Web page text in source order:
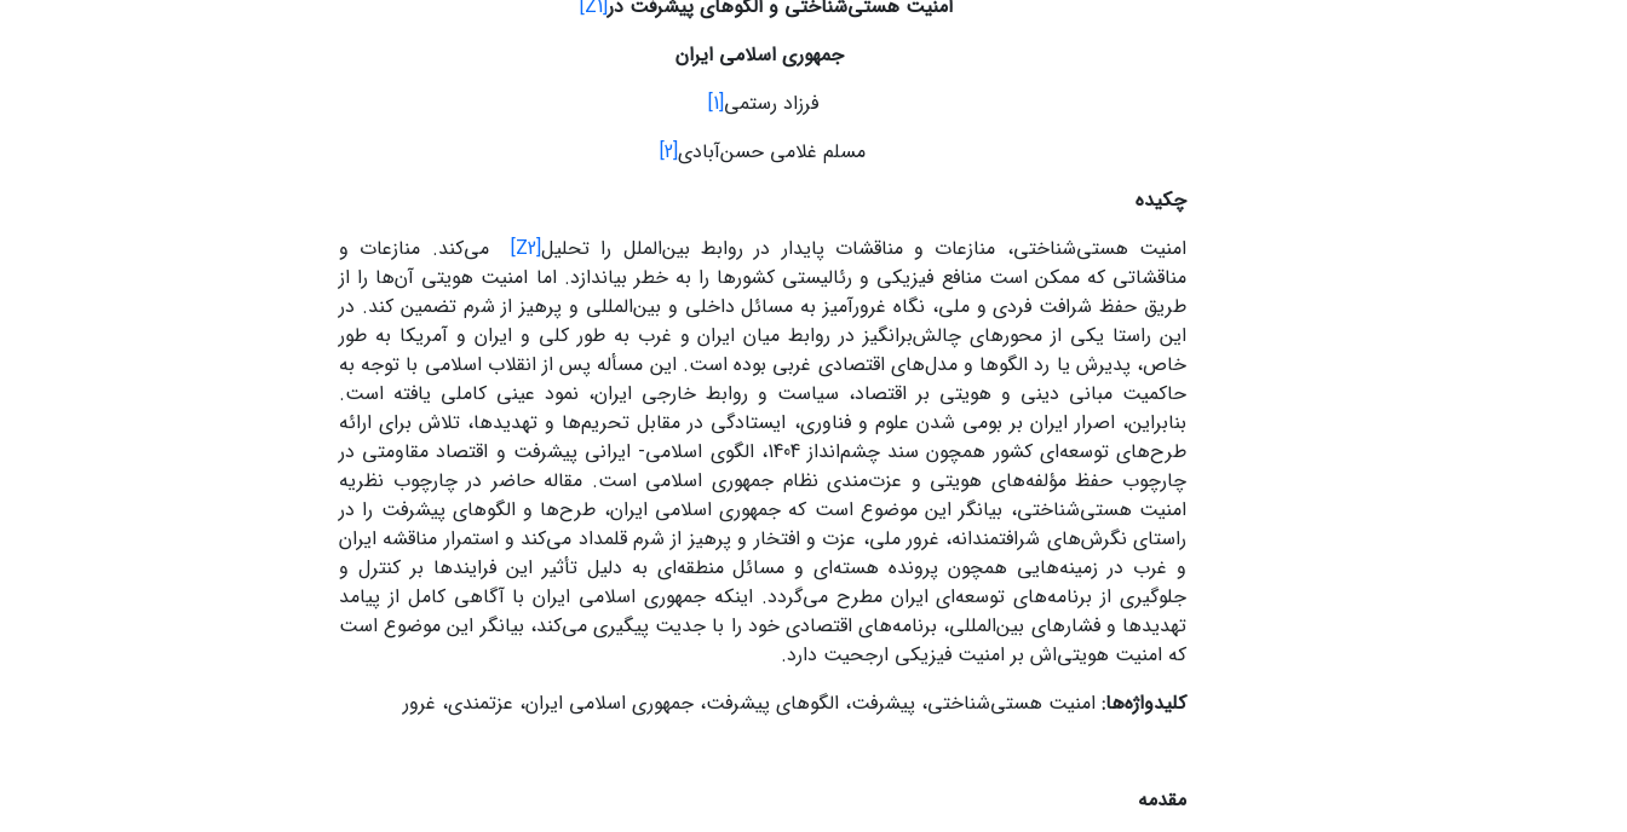
امنیت هستی‌شناختی و الگوهای پیشرفت در[Z1]
جمهوری اسلامی ایران
فرزاد رستمی[1]
مسلم غلامی حسن‌آبادی[2]
چکیده
امنیت هستی‌شناختی، منازعات و مناقشات پایدار در روابط بین‌الملل را تحلیل[Z2]
می‌کند. منازعات و
مناقشاتی که ممکن است منافع فیزیکی و رئالیستی کشورها را به خطر بیاندازد. اما امنیت هویتی آن‌ها را از
طریق حفظ شرافت فردی و ملی، نگاه غرورآمیز به مسائل داخلی و بین‌المللی و پرهیز از شرم تضمین کند. در
این راستا یکی از محورهای چالش‌برانگیز در روابط میان ایران و غرب به طور کلی و ایران و آمریکا به طور
خاص، پدیرش یا رد الگوها و مدل‌های اقتصادی غربی بوده است. این مسأله پس از انقلاب اسلامی با توجه به
حاکمیت مبانی دینی و هویتی بر اقتصاد، سیاست و روابط خارجی ایران، نمود عینی کاملی یافته است.
بنابراین، اصرار ایران بر بومی شدن علوم و فناوری، ایستادگی در مقابل تحریم‌ها و تهدیدها، تلاش برای ارائه
طرح‌های توسعه‌ای کشور همچون سند چشم‌انداز 1404، الگوی اسلامی- ایرانی پیشرفت و اقتصاد مقاومتی در
چارچوب حفظ مؤلفه‌های هویتی و عزت‌مندی نظام جمهوری اسلامی است. مقاله حاضر در چارچوب نظریه
امنیت هستی‌شناختی، بیانگر این موضوع است که جمهوری اسلامی ایران، طرح‌ها و الگوهای پیشرفت را در
راستای نگرش‌های شرافتمندانه، غرور ملی، عزت و افتخار و پرهیز از شرم قلمداد می‌کند و استمرار مناقشه ایران
و غرب در زمینه‌هایی همچون پرونده هسته‌ای و مسائل منطقه‌ای به دلیل تأثیر این فرایندها بر کنترل و
جلوگیری از برنامه‌های توسعه‌ای ایران مطرح می‌گردد. اینکه جمهوری اسلامی ایران با آگاهی کامل از پیامد
تهدیدها و فشارهای بین‌المللی، برنامه‌های اقتصادی خود را با جدیت پیگیری می‌کند، بیانگر این موضوع است
که امنیت هویتی‌اش بر امنیت فیزیکی ارجحیت دارد.
کلیدواژه‌ها: امنیت هستی‌شناختی، پیشرفت، الگوهای پیشرفت، جمهوری اسلامی ایران، عزتمندی، غرور
مقدمه